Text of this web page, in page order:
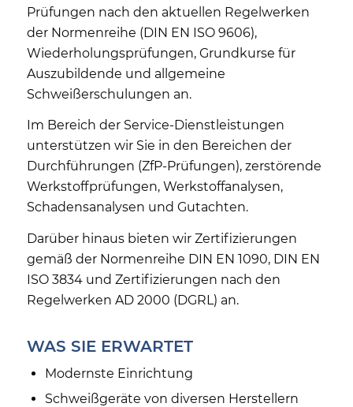
Prüfungen nach den aktuellen Regelwerken
der Normenreihe (DIN EN ISO 9606),
Wiederholungsprüfungen, Grundkurse für
Auszubildende und allgemeine
Schweißerschulungen an.
Im Bereich der Service-Dienstleistungen
unterstützen wir Sie in den Bereichen der
Durchführungen (ZfP-Prüfungen), zerstörende
Werkstoffprüfungen, Werkstoffanalysen,
Schadensanalysen und Gutachten.
Darüber hinaus bieten wir Zertifizierungen
gemäß der Normenreihe DIN EN 1090, DIN EN
ISO 3834 und Zertifizierungen nach den
Regelwerken AD 2000 (DGRL) an.
WAS SIE ERWARTET
Modernste Einrichtung
Schweißgeräte von diversen Herstellern